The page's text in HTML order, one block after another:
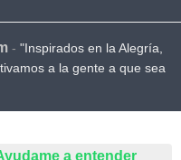
a entender
- "Inspirados en la Alegría,
a la gente a que sea